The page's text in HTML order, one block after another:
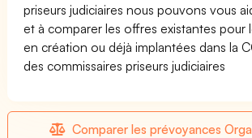
priseurs judiciaires nous pouvons vous
et à comparer les offres existantes pour
en création ou déjà implantées dans la
des commissaires priseurs judiciaires
Comparer les prévoyances